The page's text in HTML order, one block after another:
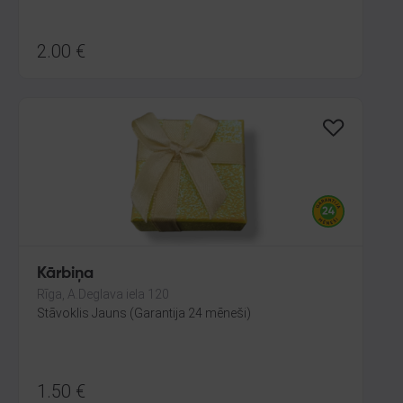
2.00 €
Kārbiņa
Rīga, A.Deglava iela 120
Stāvoklis Jauns (Garantija 24 mēneši)
1.50 €